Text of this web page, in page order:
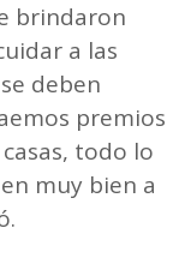
brindaron
a las
deben
premios
todo lo
muy bien a